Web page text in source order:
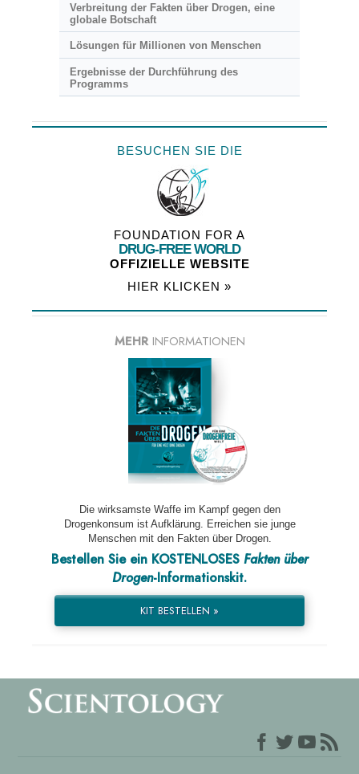
Verbreitung der Fakten über Drogen, eine
globale Botschaft
Lösungen für Millionen von Menschen
Ergebnisse der Durchführung des
Programms
BESUCHEN SIE DIE
FOUNDATION FOR A
DRUG-FREE WORLD
OFFIZIELLE WEBSITE
HIER KLICKEN »
MEHR INFORMATIONEN
Die wirksamste Waffe im Kampf gegen den
Drogenkonsum ist Aufklärung. Erreichen sie junge
Menschen mit den Fakten über Drogen.
Bestellen Sie ein KOSTENLOSES Fakten über
Drogen-Informationskit.
KIT BESTELLEN »